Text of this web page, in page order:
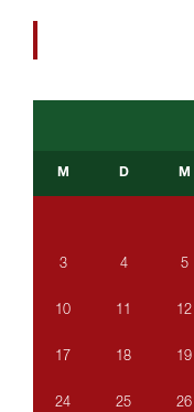
M D M
3 4 5
10 11 12
17 18 19
24 25 26